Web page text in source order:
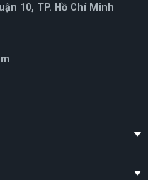
10, TP. Hồ Chí Minh